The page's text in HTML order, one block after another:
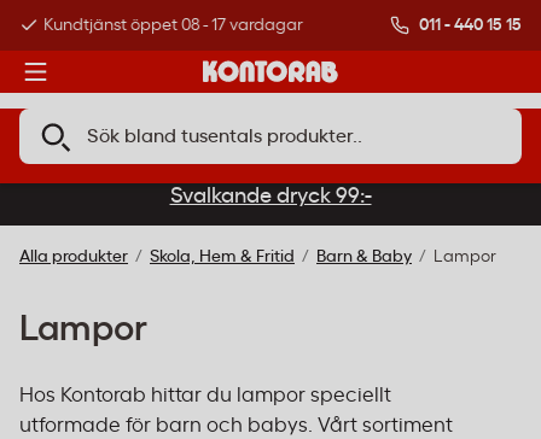
Kundtjänst öppet 08 - 17 vardagar Över 500 000
011 - 440 15 15
Svalkande dryck 99:-
Alla produkter Skola, Hem & Fritid Barn & Baby Lampor
Lampor
Hos Kontorab hittar du lampor speciellt
utformade för barn och babys. Vårt sortiment